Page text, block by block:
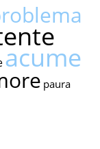
acume
paura